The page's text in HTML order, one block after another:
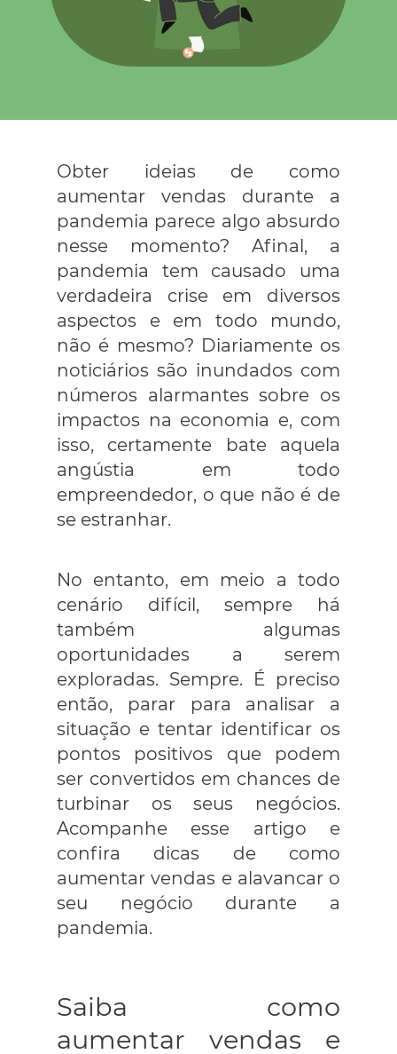
Obter ideias de como
aumentar vendas durante a
pandemia parece algo absurdo
nesse momento? Afinal, a
pandemia tem causado uma
verdadeira crise em diversos
aspectos e em todo mundo,
não é mesmo? Diariamente os
noticiários são inundados com
números alarmantes sobre os
impactos na economia e, com
isso, certamente bate aquela
angústia em todo
empreendedor, o que não é de
se estranhar.
No entanto, em meio a todo
cenário difícil, sempre há
também algumas
oportunidades a serem
exploradas. Sempre. É preciso
então, parar para analisar a
situação e tentar identificar os
pontos positivos que podem
ser convertidos em chances de
turbinar os seus negócios.
Acompanhe esse artigo e
confira dicas de como
aumentar vendas e alavancar o
seu negócio durante a
pandemia.
Saiba como
aumentar vendas e